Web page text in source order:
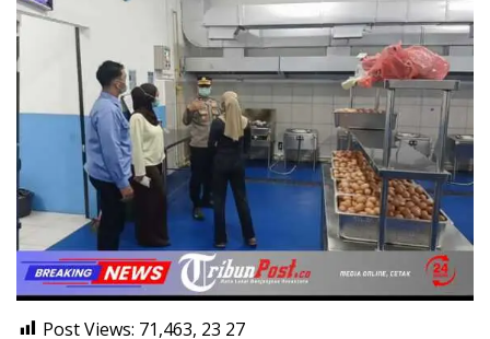
Post Views: 71,463, 23 27